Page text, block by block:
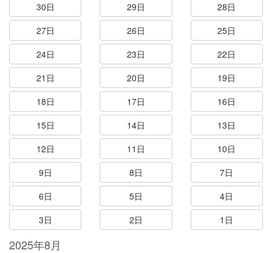
30日 29日
28日
27日
26日
25日
24日
23日
22日
21日
20日
19日
18日
17日
16日
15日
14日
13日
12日
11日
10日
9日
8日
7日
6日
5日
4日
3日
2日 1日
2025年8月